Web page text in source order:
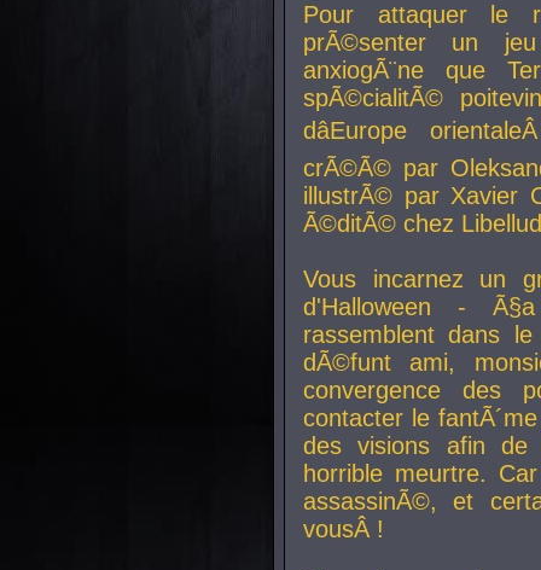
Pour attaquer le
prÃ©senter un
anxiogÃ¨ne que
spÃ©cialitÃ©
dâEurope
crÃ©Ã© par
illustrÃ© par Xavier
Ã©ditÃ© chez
Vous incarnez un
d'Halloween -
rassemblent dans
dÃ©funt ami,
convergence des
contacter le
des visions afin
horrible meurtre.
assassinÃ©, et
vousÂ !